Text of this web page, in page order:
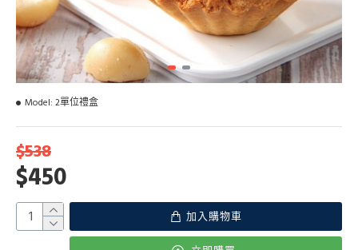
$450
$538
Model: 2單位禮盒
加入購物車